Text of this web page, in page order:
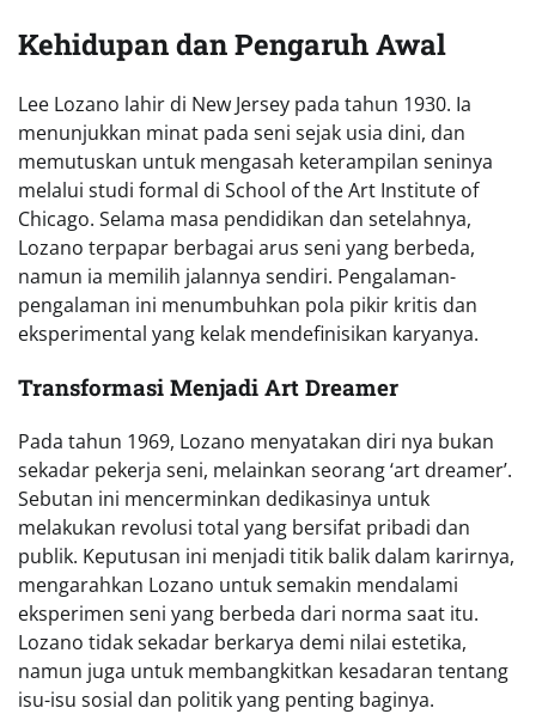
Kehidupan dan Pengaruh Awal
Lee Lozano lahir di New Jersey pada tahun 1930. Ia
menunjukkan minat pada seni sejak usia dini, dan
memutuskan untuk mengasah keterampilan seninya
melalui studi formal di School of the Art Institute of
Chicago. Selama masa pendidikan dan setelahnya,
Lozano terpapar berbagai arus seni yang berbeda,
namun ia memilih jalannya sendiri. Pengalaman-
pengalaman ini menumbuhkan pola pikir kritis dan
eksperimental yang kelak mendefinisikan karyanya.
Transformasi Menjadi Art Dreamer
Pada tahun 1969, Lozano menyatakan diri nya bukan
sekadar pekerja seni, melainkan seorang ‘art dreamer’.
Sebutan ini mencerminkan dedikasinya untuk
melakukan revolusi total yang bersifat pribadi dan
publik. Keputusan ini menjadi titik balik dalam karirnya,
mengarahkan Lozano untuk semakin mendalami
eksperimen seni yang berbeda dari norma saat itu.
Lozano tidak sekadar berkarya demi nilai estetika,
namun juga untuk membangkitkan kesadaran tentang
isu-isu sosial dan politik yang penting baginya.